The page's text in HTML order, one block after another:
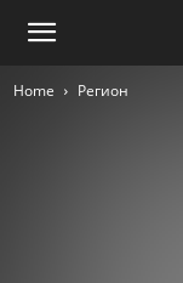
Home Регион